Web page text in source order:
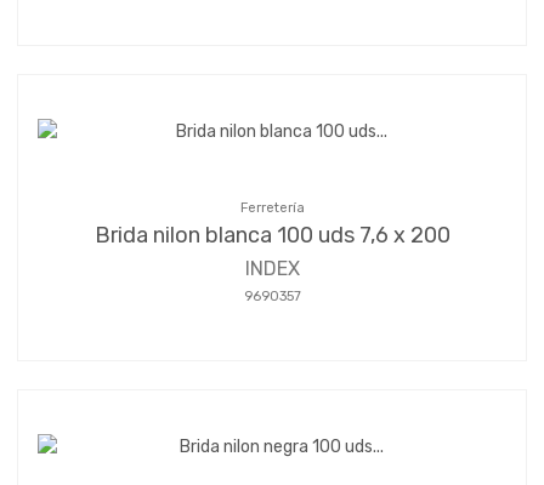
Ferretería
Brida nilon blanca 100 uds 7,6 x 200
INDEX
9690357